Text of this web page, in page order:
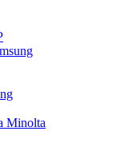
Minolta